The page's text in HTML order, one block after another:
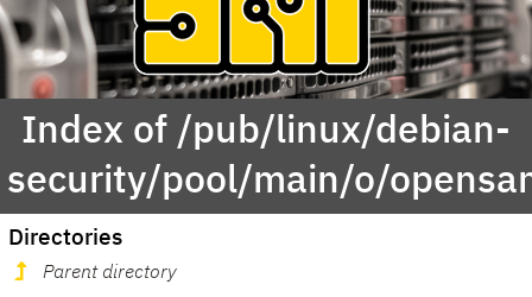
Index of /pub/linux/debian-
security/pool/main/o/
Directories
Parent directory